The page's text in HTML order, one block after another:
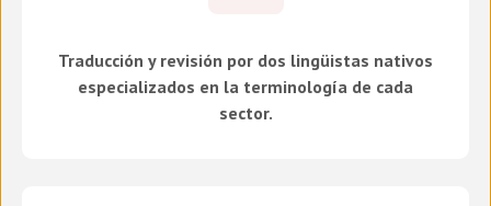
Traducción y revisión por dos lingüistas nativos
especializados en la terminología de cada
sector.